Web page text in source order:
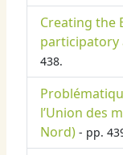
Creating the
participatory
438.
l’Union des
Nord) - pp.